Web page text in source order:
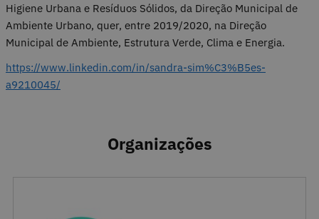
Higiene Urbana e Resíduos Sólidos, da Direção Municipal de
Ambiente Urbano, quer, entre 2019/2020, na Direção
Municipal de Ambiente, Estrutura Verde, Clima e Energia.
https://www.linkedin.com/in/sandra-sim%C3%B5es-
a9210045/
Organizações